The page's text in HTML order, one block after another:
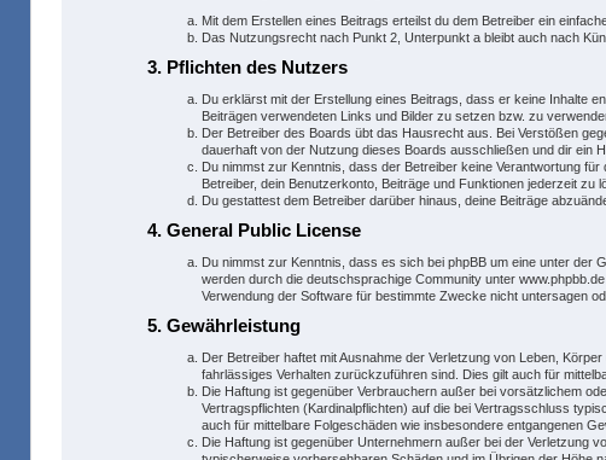
Mit dem Erstellen eines Beitrags erteilst du dem Betreiber ein
Das Nutzungsrecht nach Punkt 2, Unterpunkt a bleibt auch nach
3. Pflichten des Nutzers
Du erklärst mit der Erstellung eines Beitrags, dass er keine Inhalte
Beiträgen verwendeten Links und Bilder zu setzen bzw. zu
Der Betreiber des Boards übt das Hausrecht aus. Bei Verstößen
dauerhaft von der Nutzung dieses Boards ausschließen und dir ein
Du nimmst zur Kenntnis, dass der Betreiber keine Verantwortung
Betreiber, dein Benutzerkonto, Beiträge und Funktionen jederzeit zu
Du gestattest dem Betreiber darüber hinaus, deine Beiträge
4. General Public License
Du nimmst zur Kenntnis, dass es sich bei phpBB um eine unter der
werden durch die deutschsprachige Community unter
Verwendung der Software für bestimmte Zwecke nicht untersagen
5. Gewährleistung
Der Betreiber haftet mit Ausnahme der Verletzung von Leben,
fahrlässiges Verhalten zurückzuführen sind. Dies gilt auch für
Die Haftung ist gegenüber Verbrauchern außer bei vorsätzlichem
Vertragspflichten (Kardinalpflichten) auf die bei Vertragsschluss
auch für mittelbare Folgeschäden wie insbesondere entgangenen
Die Haftung ist gegenüber Unternehmern außer bei der Verletzung